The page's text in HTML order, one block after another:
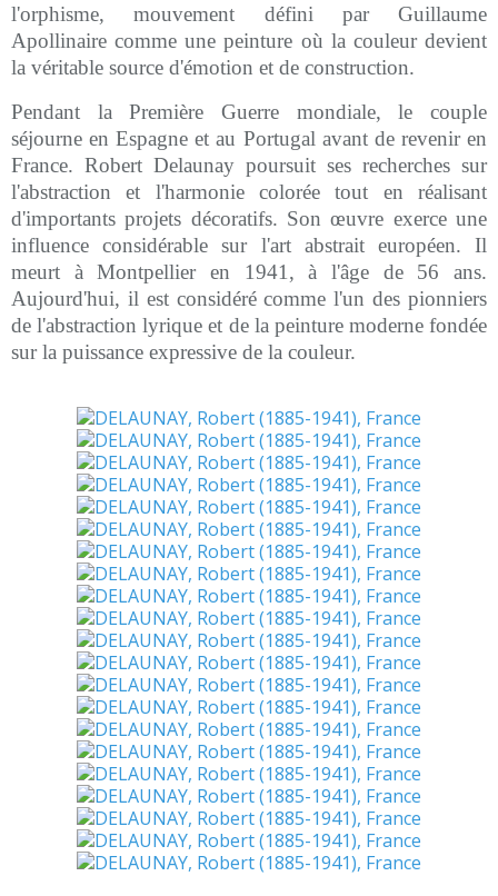
l'orphisme, mouvement défini par Guillaume
Apollinaire comme une peinture où la couleur devient
la véritable source d'émotion et de construction.
Pendant la Première Guerre mondiale, le couple
séjourne en Espagne et au Portugal avant de revenir en
France. Robert Delaunay poursuit ses recherches sur
l'abstraction et l'harmonie colorée tout en réalisant
d'importants projets décoratifs. Son œuvre exerce une
influence considérable sur l'art abstrait européen. Il
meurt à Montpellier en 1941, à l'âge de 56 ans.
Aujourd'hui, il est considéré comme l'un des pionniers
de l'abstraction lyrique et de la peinture moderne fondée
sur la puissance expressive de la couleur.